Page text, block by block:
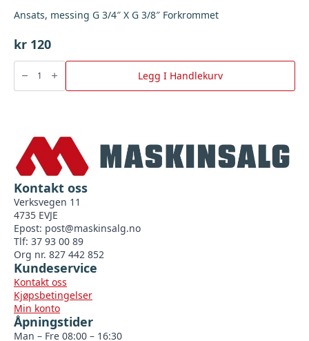
Ansats, messing G 3/4″ X G 3/8″ Forkrommet
kr 120
Ansats,
messing
3/4"
Legg I Handlekurv
Kontakt oss
Verksvegen 11
4735 EVJE
Epost: post@maskinsalg.no
Tlf: 37 93 00 89
Org nr. 827 442 852
Kundeservice
Kontakt oss
Kjøpsbetingelser
Min konto
Åpningstider
Man – Fre 08:00 – 16:30